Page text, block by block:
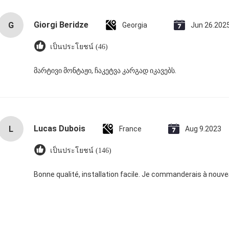
G Giorgi Beridze Georgia Jun
เป็นประโยชน์ (46)
მარტივი მონტაჟი, ჩაკეტვა კარგად იკავებს.
L Lucas Dubois France Aug 9.2023
เป็นประโยชน์ (146)
Bonne qualité, installation facile. Je commanderais à